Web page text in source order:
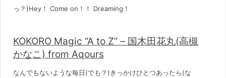
っ？)Hey！ Come on！！ Dreaming！
KOKORO Magic “A to Z” – 国木田花丸(高槻
かなこ) from Aqours
なんでもないような毎日(でも？)きっかけひとつあったら(な